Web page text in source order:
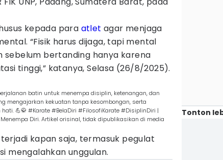
kepada para atlet agar menjaga
“Fisik harus dijaga, tapi mental
sebelum bertanding hanya karena
tinggi,” katanya, Selasa (26/8/2025).
batin untuk menempa disiplin, ketenangan, dan
mengajarkan kekuatan tanpa kesombongan, serta
💪🥋 #Karate #BelaDiri #FilosofiKarate #DisiplinDiri |
Menempa Diri. Artikel orisinal, tidak dipublikasikan di media
kapan saja, termasuk pegulat
mengalahkan unggulan.
Tonton